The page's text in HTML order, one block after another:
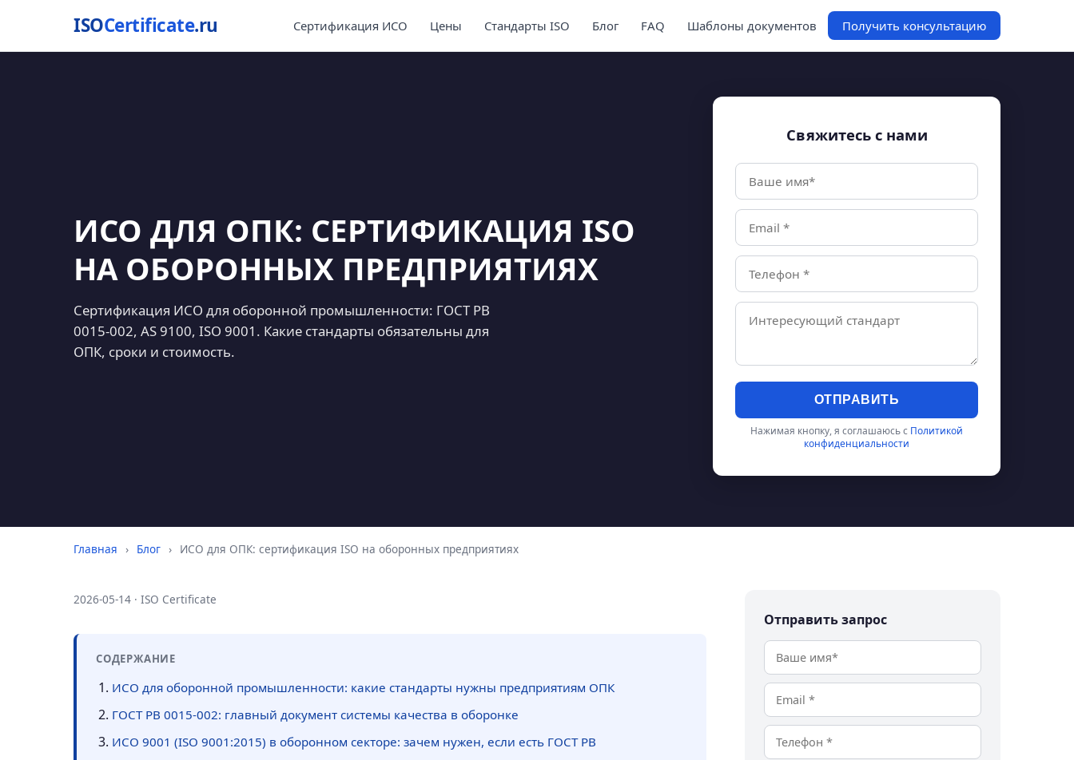
ISOCertificate.ru Сертификация ИСО Цены Стандарты ISO Блог FAQ Шаблоны документов Получить консультацию
ИСО ДЛЯ ОПК: СЕРТИФИКАЦИЯ ISO
НА ОБОРОННЫХ ПРЕДПРИЯТИЯХ
Сертификация ИСО для оборонной промышленности: ГОСТ РВ
0015-002, AS 9100, ISO 9001. Какие стандарты обязательны для
ОПК, сроки и стоимость.
Свяжитесь с нами
ОТПРАВИТЬ
Нажимая кнопку, я соглашаюсь с Политикой
конфиденциальности
Главная › Блог › ИСО для ОПК: сертификация ISO на оборонных предприятиях
2026-05-14 · ISO Certificate
СОДЕРЖАНИЕ
ИСО для оборонной промышленности: какие стандарты нужны предприятиям ОПК
ГОСТ РВ 0015-002: главный документ системы качества в оборонке
ИСО 9001 (ISO 9001:2015) в оборонном секторе: зачем нужен, если есть ГОСТ РВ
Отправить запрос